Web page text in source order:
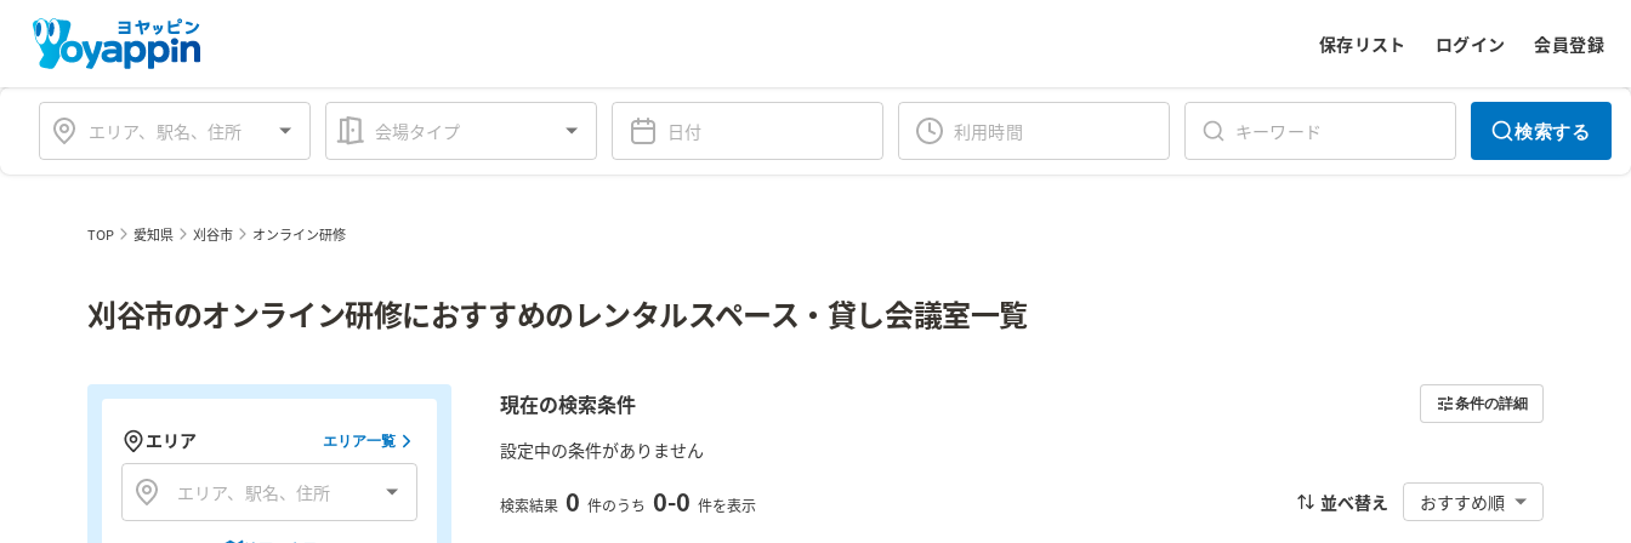
保存リスト ログイン 会員登録
会場タイプ 検索する
TOP 愛知県 刈谷市 オンライン研修
刈谷市のオンライン研修におすすめのレンタルスペース・貸し会議室一覧
現在の検索条件 条件の詳細
設定中の条件がありません
検索結果 0 件のうち 0-0 件を表示 並べ替え おすすめ順
エリア エリア一覧